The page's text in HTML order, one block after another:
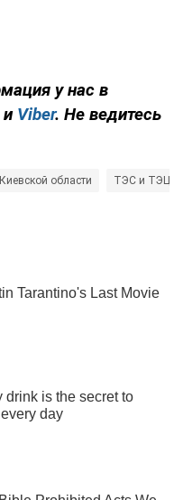
у нас в
и Viber. Не ведитесь
области ТЭС и ТЭЦ